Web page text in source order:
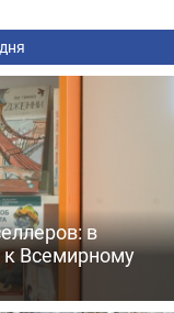
в
Всемирному